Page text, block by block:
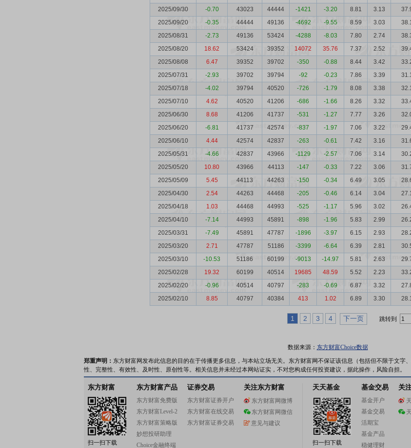
2025/09/30
-0.70 43023 44444 -1421 -3.20 8.81 3.13
2025/09/20
-0.35 44444 49136 -4692 -9.55 8.59 3.03
2025/08/31
-2.73 49136 53424 -4288 -8.03 7.80 2.74
2025/08/20
18.62 53424 39352 14072 35.76 7.37 2.52
2025/08/08
6.47 39352 39702 -350 -0.88 8.44 3.42
2025/07/31
-2.93 39702 39794 -92 -0.23 7.86 3.39
2025/07/18
-4.02 39794 40520 -726 -1.79 8.08 3.38
2025/07/10
4.62 40520 41206 -686 -1.66 8.26 3.32
2025/06/30
8.68 41206 41737 -531 -1.27 7.77 3.26
2025/06/20
-6.81 41737 42574 -837 -1.97 7.06 3.22
2025/06/10
4.44 42574 42837 -263 -0.61 7.42 3.16
2025/05/31
-4.66 42837 43966 -1129 -2.57 7.06 3.14
2025/05/20
10.80 43966 44113 -147 -0.33 7.22 3.06
2025/05/09
5.45 44113 44263 -150 -0.34 6.49 3.05
2025/04/30
2.54 44263 44468 -205 -0.46 6.14 3.04
2025/04/18
1.03 44468 44993 -525 -1.17 5.96 3.02
2025/04/10
-7.14 44993 45891 -898 -1.96 5.83 2.99
2025/03/31
-7.49 45891 47787 -1896 -3.97 6.15 2.93
2025/03/20
2.71 47787 51186 -3399 -6.64 6.39 2.81
2025/03/10
-10.53 51186 60199 -9013 -14.97 5.81 2.63
2025/02/28
19.32 60199 40514 19685 48.59 5.52 2.23
2025/02/20
-0.96 40514 40797 -283 -0.69 6.87 3.32
2025/02/10
8.85 40797 40384 413 1.02 6.89 3.30
1 2 3 4 下一页 跳转到
数据来源： 东方财富Choice数据
郑重声明： 东方财富网发布此信息的目的在于传播更多信息，与本站立场无关。东方财富网不保证该信息（包括但不限于文字
性、完整性、有效性、及时性、原创性等。相关信息并未经过本网站证实，不对您构成任何投资建议，据此操作，风险自担。
东方财富
扫一扫下载
东方财富产品
东方财富免费版
东方财富Level-2
东方财富策略版
妙想投研助理
Choice金融终端
证券交易
东方财富证券开户
东方财富在线交易
东方财富证券交易
关注东方财富
东方财富网微博
东方财富网微信
意见与建议
天天基金
扫一扫下载
基金交易
基金开户
基金交易
活期宝
基金产品
稳健理财
关